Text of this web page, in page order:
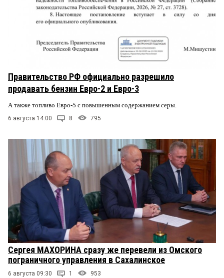
Правительство РФ официально разрешило
продавать бензин Евро-2 и Евро-3
А также топливо Евро-5 с повышенным содержанием серы.
6 августа 14:00 8 795
Сергея МАХОРИНА сразу же перевели из Омского
пограничного управления в Сахалинское
6 августа 09:30 1 953